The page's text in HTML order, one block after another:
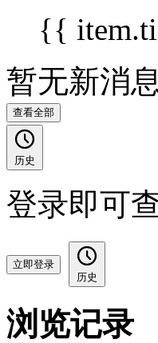
{{
暂无新消
查看全部
历史
登录即可
立即登录
历史
浏览记录